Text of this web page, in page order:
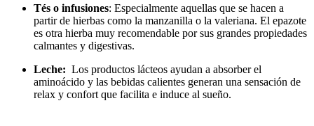
Tés o infusiones: Especialmente aquellas que se hacen a
partir de hierbas como la manzanilla o la valeriana. El epazote
es otra hierba muy recomendable por sus grandes propiedades
calmantes y digestivas.
Leche: Los productos lácteos ayudan a absorber el
aminoácido y las bebidas calientes generan una sensación de
relax y confort que facilita e induce al sueño.